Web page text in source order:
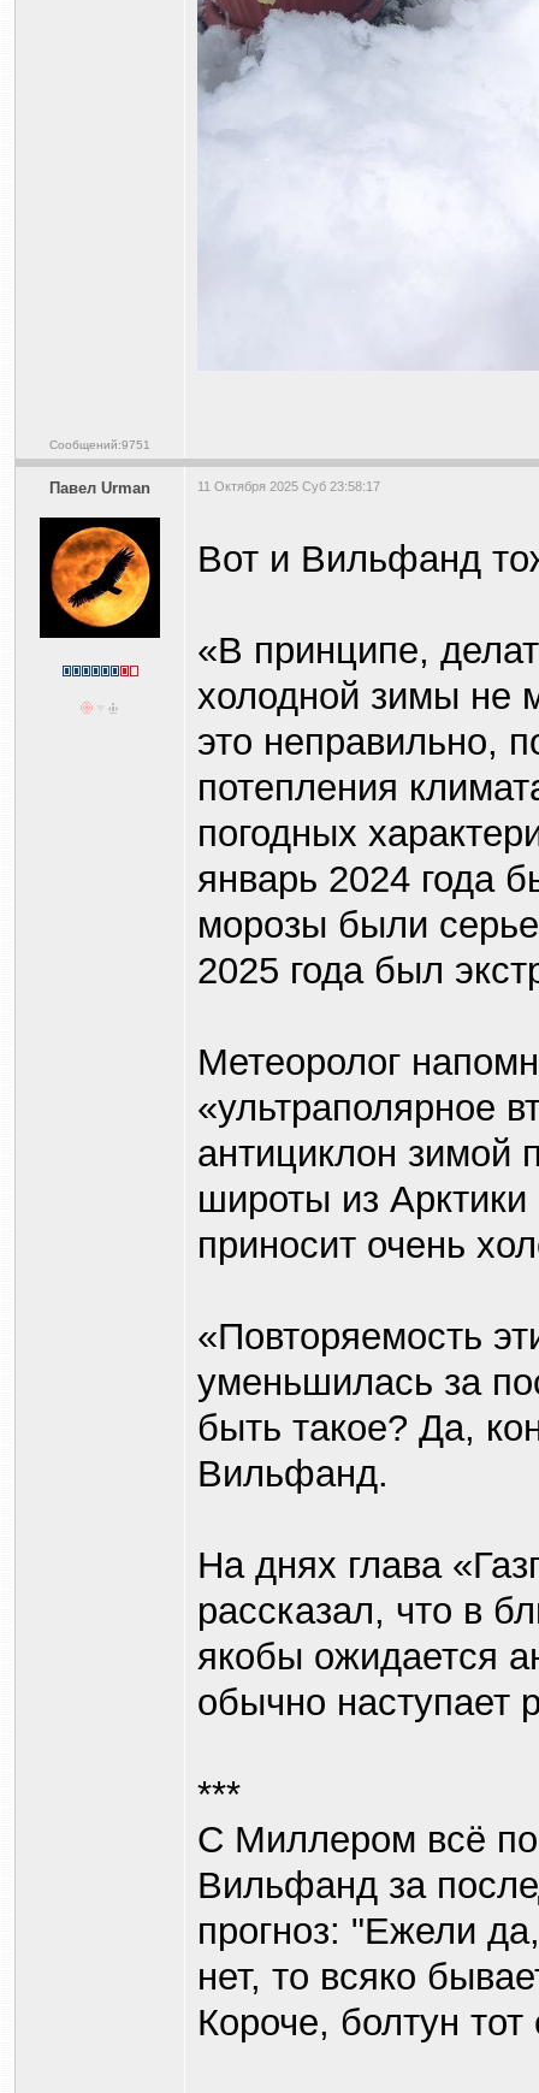
Сообщений:9751
Павел Urman 11 Октября 2025 Суб 23:58:17
Вот и Вильфанд
«В принципе,
холодной зимы не
это неправильно,
потепления
погодных
январь 2024 года
морозы были
2025 года был
Метеоролог
«ультраполярное
антициклон зимой
широты из Арктики
приносит очень
«Повторяемость
уменьшилась за
быть такое? Да,
Вильфанд.
На днях глава
рассказал, что в
якобы ожидается
обычно наступает
***
С Миллером всё
Вильфанд за
прогноз: "Ежели
нет, то всяко
Короче, болтун